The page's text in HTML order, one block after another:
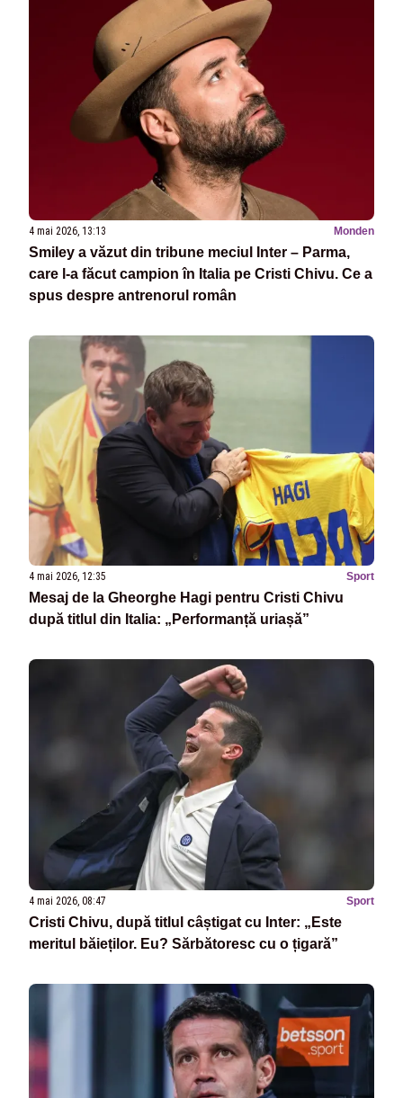
4 mai 2026, 13:13 Monden
Smiley a văzut din tribune meciul Inter – Parma,
care l-a făcut campion în Italia pe Cristi Chivu. Ce a
spus despre antrenorul român
4 mai 2026, 12:35 Sport
Mesaj de la Gheorghe Hagi pentru Cristi Chivu
după titlul din Italia: „Performanță uriașă”
4 mai 2026, 08:47 Sport
Cristi Chivu, după titlul câștigat cu Inter: „Este
meritul băieților. Eu? Sărbătoresc cu o țigară”